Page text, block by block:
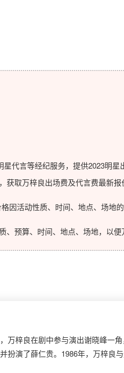
代言等经纪服务，提供2023明星
取万梓良出场费及代言费最新报
活动性质、时间、地点、场地的
预算、时间、地点、场地，以便
梓良在剧中参与演出谢晓峰一
扮演了薛仁贵。1986年，万梓良与